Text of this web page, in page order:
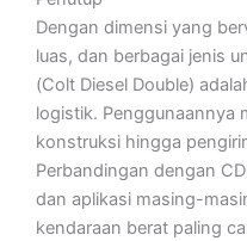
Dengan dimensi yang
luas, dan berbagai jenis
(Colt Diesel Double)
logistik. Penggunaannya
konstruksi hingga
Perbandingan dengan
dan aplikasi masing-
kendaraan berat paling